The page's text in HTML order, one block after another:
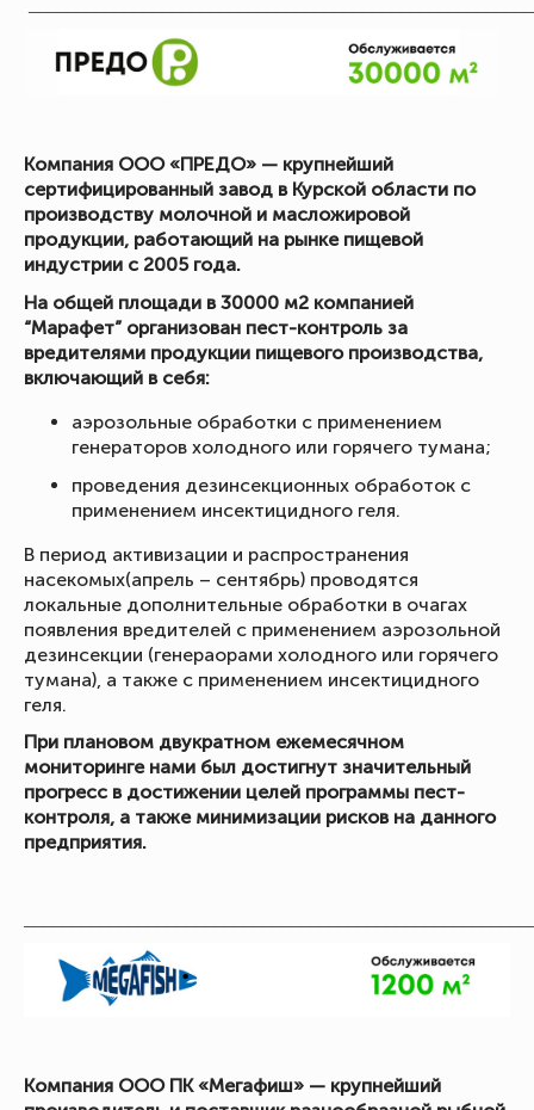
Компания ООО «ПРЕДО» — крупнейший
сертифицированный завод в Курской области по
производству молочной и масложировой
продукции, работающий на рынке пищевой
индустрии с 2005 года.
На общей площади в 30000 м2 компанией
“Марафет” организован пест-контроль за
вредителями продукции пищевого производства,
включающий в себя:
аэрозольные обработки с применением
генераторов холодного или горячего тумана;
проведения дезинсекционных обработок с
применением инсектицидного геля.
В период активизации и распространения
насекомых(апрель – сентябрь) проводятся
локальные дополнительные обработки в очагах
появления вредителей с применением аэрозольной
дезинсекции (генераорами холодного или горячего
тумана), а также с применением инсектицидного
геля.
При плановом двукратном ежемесячном
мониторинге нами был достигнут значительный
прогресс в достижении целей программы пест-
контроля, а также минимизации рисков на данного
предприятия.
Компания ООО ПК «Мегафиш» — крупнейший